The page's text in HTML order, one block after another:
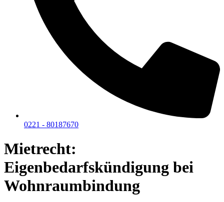
0221 - 80187670
Mietrecht:
Eigenbedarfskündigung bei
Wohnraumbindung